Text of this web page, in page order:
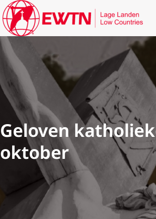
Geloven
oktober